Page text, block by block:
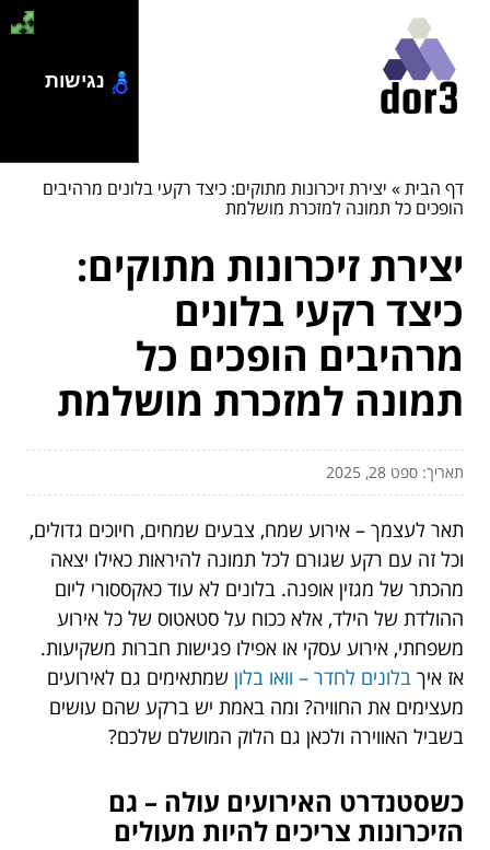
דף הבית» יצירת זיכרונות מתוקים: כיצד רקעי בלונים מרהיבים
הופכים כל תמונה למזכרת מושלמת
יצירת זיכרונות מתוקים:
כיצד רקעי בלונים
מרהיבים הופכים כל
תמונה למזכרת מושלמת
תאריך: ספט 28, 2025
תאר לעצמך – אירוע שמח, צבעים שמחים, חיוכים גדולים,
וכל זה עם רקע שגורם לכל תמונה להיראות כאילו יצאה
מהכתר של מגזין אופנה. בלונים לא עוד כאקססורי ליום
ההולדת של הילד, אלא ככוח על סטאטוס של כל אירוע
משפחתי, אירוע עסקי או אפילו פגישות חברות משקיעות.
אז איך בלונים לחדר – וואו בלון שמתאימים גם לאירועים
מעצימים את החוויה? ומה באמת יש ברקע שהם עושים
בשביל האווירה ולכאן גם הלוק המושלם שלכם?
כשסטנדרט האירועים עולה – גם
הזיכרונות צריכים להיות מעולים
נגישות